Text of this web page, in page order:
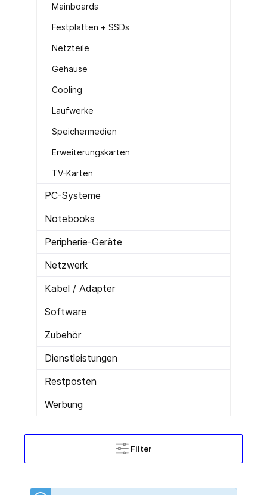
Mainboards
Festplatten + SSDs
Netzteile
Gehäuse
Cooling
Laufwerke
Speichermedien
Erweiterungskarten
TV-Karten
PC-Systeme
Notebooks
Peripherie-Geräte
Netzwerk
Kabel / Adapter
Software
Zubehör
Dienstleistungen
Restposten
Werbung
Filter